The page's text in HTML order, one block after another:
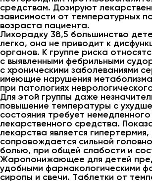
средствам. Дозируют
зависимости от температурных
возраста пациента.
Лихорадку 38,5 большинство
легко, она не приводит к
органов. К группе риска
с выявленными фебрильными
с хроническими заболеваниями
имеющие нарушения
при патологиях
Для этой группы даже
повышение температуры с
состояния требует
лекарственного средства.
лекарства является
сопровождается сильной
болью, при общей слабости и
Жаропонижающее для детей
удобными фармакологическими
сиропы и свечи. Таблетки от